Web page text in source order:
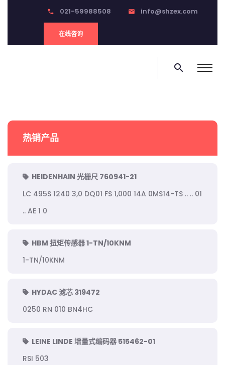
phone 021-59988508 email info@shzex.com
在线咨询
search
热销产品
HEIDENHAIN 光栅尺 760941-21
LC 495S 1240 3,0 DQ01 FS 1,000 14A 0MS14-TS .. .. 01
.. AE 1 0
HBM 扭矩传感器 1-TN/10KNM
1-TN/10KNM
HYDAC 滤芯 319472
0250 RN 010 BN4HC
LEINE LINDE 增量式编码器 515462-01
RSI 503